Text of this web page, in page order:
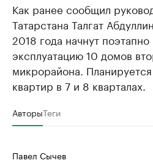
Как ранее сообщил
Татарстана Талгат
2018 года начнут поэтапно
эксплуатацию 10 домов
микрорайона. Планируется
квартир в 7 и 8 кварталах.
АвторыТеги
Павел Сычев